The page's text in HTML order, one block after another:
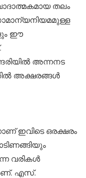
തലം
ഈ
അന്നനട
അക്ഷരങ്ങള്‍
ഇവിടെ ഒരക്ഷരം
വരികള്‍
എസ്.